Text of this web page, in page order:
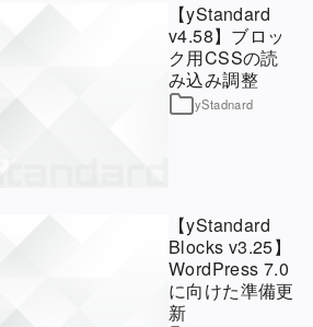
【yStandard
v4.58】ブロッ
ク用CSSの読
み込み調整
yStadnard
【yStandard
Blocks v3.25】
WordPress 7.0
に向けた準備更
新